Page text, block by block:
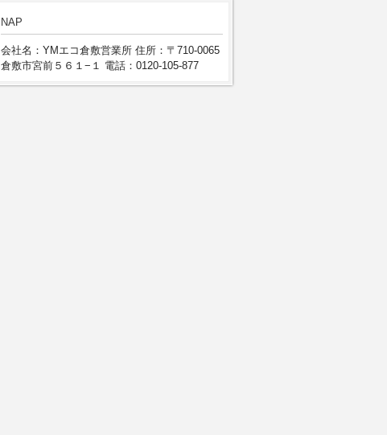
NAP
会社名：YMエコ倉敷営業所 住所：〒710-0065
倉敷市宮前５６１−１ 電話：0120-105-877